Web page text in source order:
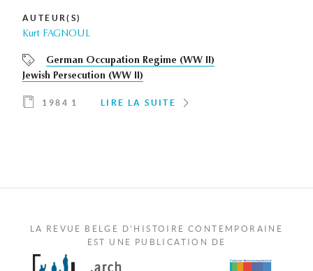
AUTEUR(S)
Kurt FAGNOUL
German Occupation Regime (WW II)
Jewish Persecution (WW II)
1984 1 LIRE LA SUITE
LA REVUE BELGE D'HISTOIRE CONTEMPORAINE
EST UNE PUBLICATION DE